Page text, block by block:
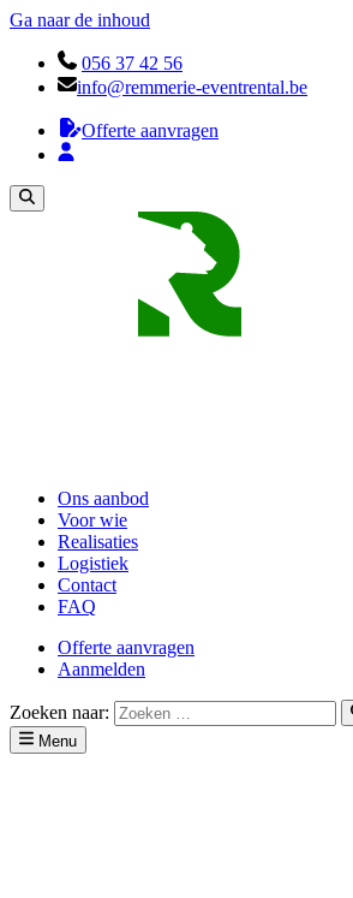
Ga naar de inhoud
056 37 42 56
info@remmerie-eventrental.be
Offerte aanvragen
Ons aanbod
Voor wie
Realisaties
Logistiek
Contact
FAQ
Offerte aanvragen
Aanmelden
Zoeken naar:
Menu